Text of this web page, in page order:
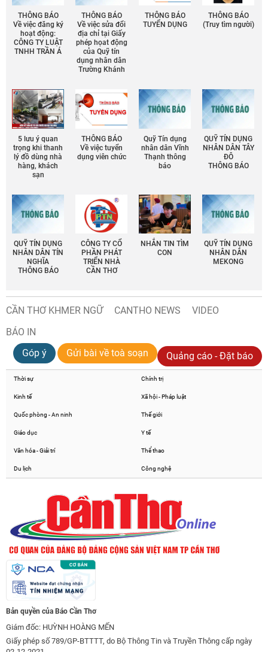
THÔNG BÁO
Về việc đăng ký
hoạt động:
CÔNG TY LUẬT
TNHH TRẦN Á
THÔNG BÁO
Về việc sửa đổi
địa chỉ tại Giấy
phép họat động
của Quỹ tín
dụng nhân dân
Trường Khánh
THÔNG BÁO
TUYỂN DỤNG
THÔNG BÁO
(Truy tìm người)
5 lưu ý quan
trọng khi thanh
lý đồ dùng nhà
hàng, khách
sạn
THÔNG BÁO
Về việc tuyển
dụng viên chức
Quỹ Tín dụng
nhân dân Vĩnh
Thạnh thông
báo
QUỸ TÍN DỤNG
NHÂN DÂN TÂY
ĐÔ
THÔNG BÁO
QUỸ TÍN DỤNG
NHÂN DÂN TÍN
NGHĨA
THÔNG BÁO
CÔNG TY CỔ
PHẦN PHÁT
TRIỂN NHÀ
CẦN THƠ
NHẮN TIN TÌM
CON
QUỸ TÍN DỤNG
NHÂN DÂN
MEKONG
CẦN THƠ KHMER NGỮ CANTHO NEWS
VIDEO
BÁO IN
Góp ý
Gửi bài về toà soạn Quảng cáo - Đặt báo
Thời sự Chính trị
Kinh tế Xã hội - Pháp luật
Quốc phòng - An ninh Thế giới
Giáo dục Y tế
Văn hóa - Giải trí Thể thao
Du lịch Công nghệ
Bản quyền của Báo Cần Thơ
Giám đốc: HUỲNH HOÀNG MẾN
Giấy phép số 789/GP-BTTTT, do Bộ Thông Tin và Truyền Thông cấp ngày